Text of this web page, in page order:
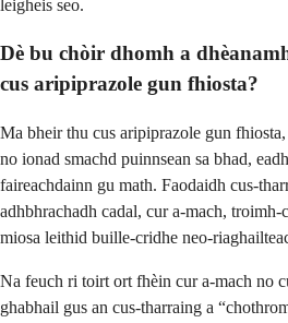
leigheis seo.
Dè bu chòir dhomh a
cus aripiprazole gun fhiosta?
Ma bheir thu cus aripiprazole gun
no ionad smachd puinnsean sa bhad,
faireachdainn gu math. Faodaidh cus-
adhbhrachadh cadal, cur a-mach, troimh-
miosa leithid buille-cridhe neo-
Na feuch ri toirt ort fhèin cur a-mach no
ghabhail gus an cus-tharraing a